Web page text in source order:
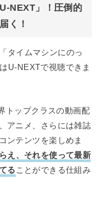
NEXT」！圧倒的
く！
タイムマシンにのっ
U-NEXTで視聴できま
トップクラスの動画配
アニメ、さらには雑誌
ンテンツを楽しめま
え、それを使って最新
る ことができる仕組み